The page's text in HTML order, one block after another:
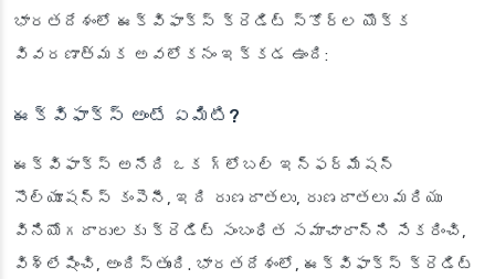
భారతదేశంలో ఈక్విఫాక్స్ క్రెడిట్ స్కోర్‌ల యొక్క
వివరణాత్మక అవలోకనం ఇక్కడ ఉంది:
ఈక్విఫాక్స్ అంటే ఏమిటి?
ఈక్విఫాక్స్ అనేది ఒక గ్లోబల్ ఇన్ఫర్మేషన్
సొల్యూషన్స్ కంపెనీ, ఇది రుణదాతలు, రుణదాతలు మరియు
వినియోగదారులకు క్రెడిట్ సంబంధిత సమాచారాన్ని సేకరించి,
విశ్లేషించి, అందిస్తుంది. భారతదేశంలో, ఈక్విఫాక్స్ క్రెడిట్